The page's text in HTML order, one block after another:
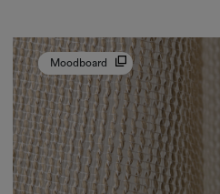
Moodboard